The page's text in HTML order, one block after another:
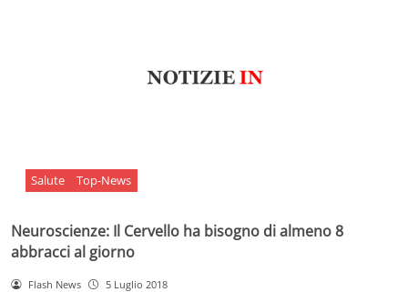
Salute Top-News
Neuroscienze: Il Cervello ha bisogno di almeno 8
abbracci al giorno
Flash News 5 Luglio 2018